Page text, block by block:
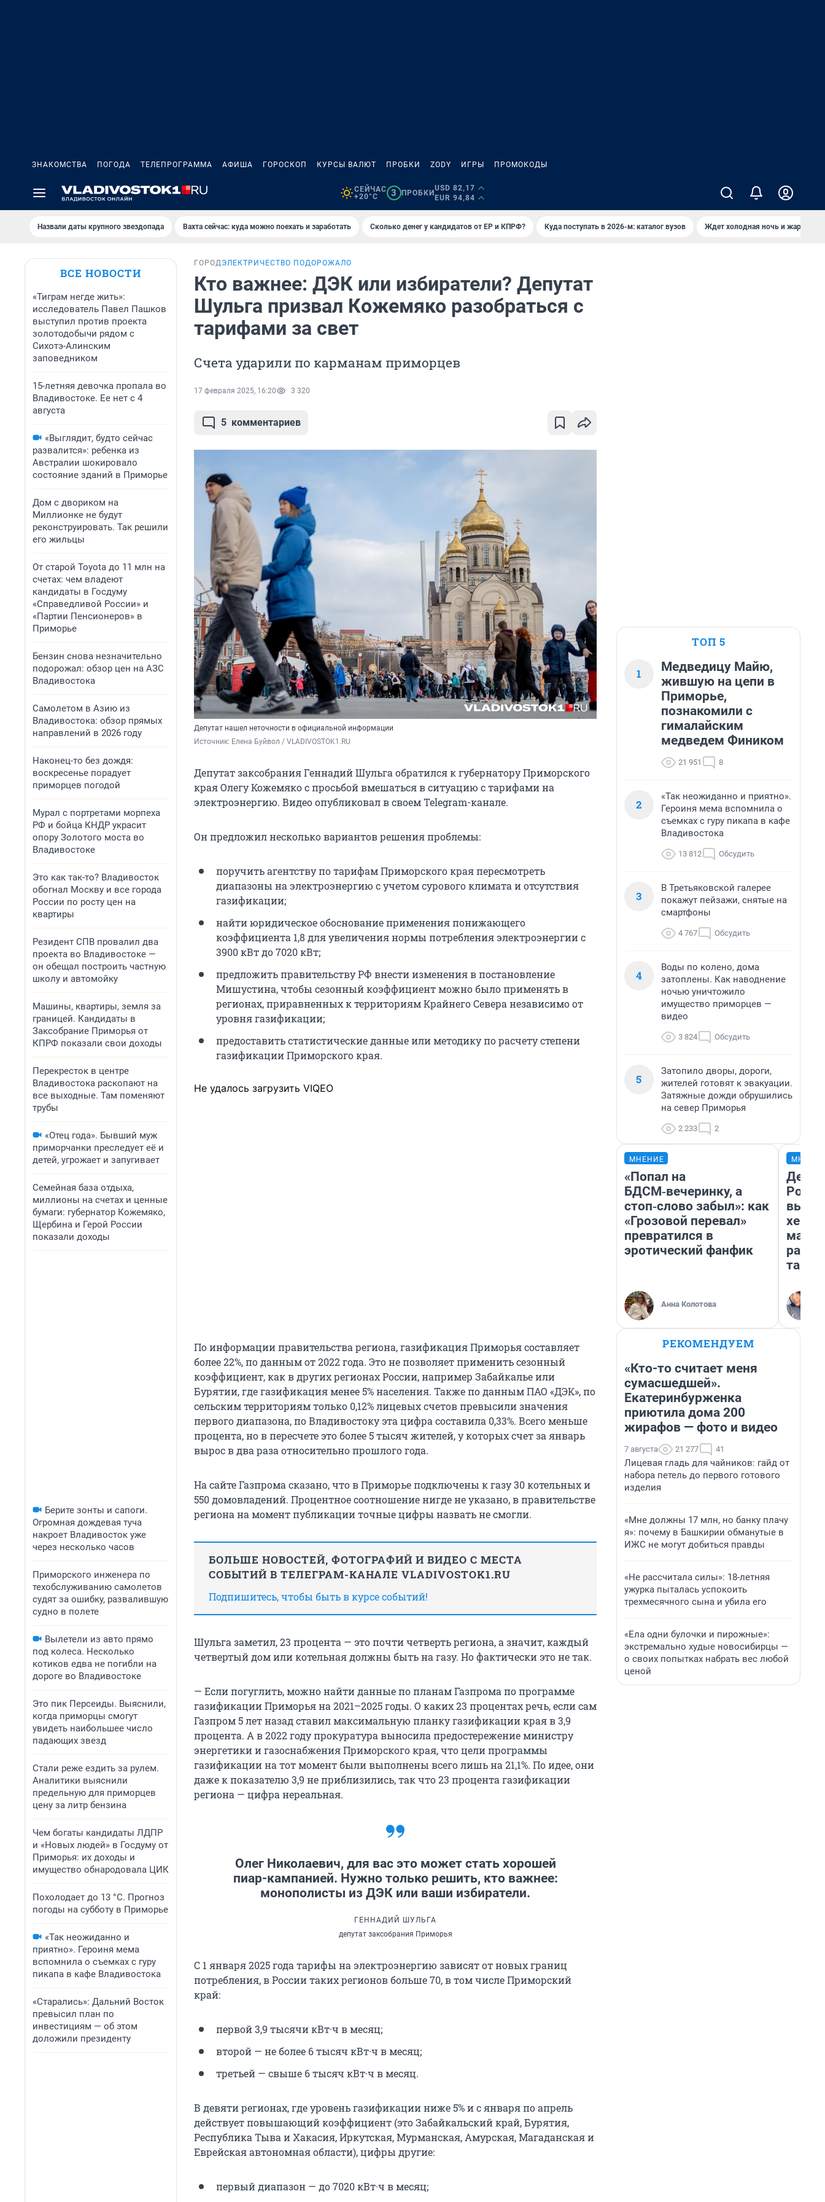
ЗНАКОМСТВА ПОГОДА ТЕЛЕПРОГРАММА АФИША ГОРОСКОП КУРСЫ ВАЛЮТ ПРОБКИ ZODY ИГРЫ ПРОМОКОДЫ
СЕЙЧАС
+20°C
3 ПРОБКИ
USD 82,17
EUR 94,84
Назвали даты крупного звездопада Вахта сейчас: куда можно поехать и заработать Сколько денег у кандидатов от ЕР и КПРФ? Куда поступать в 2026-м: каталог вузов Ждет холодная ночь и жаркий
ВСЕ НОВОСТИ
«Тиграм негде жить»:
исследователь Павел Пашков
выступил против проекта
золотодобычи рядом с
Сихотэ-Алинским
заповедником
15-летняя девочка пропала во
Владивостоке. Ее нет с 4
августа
«Выглядит, будто сейчас
развалится»: ребенка из
Австралии шокировало
состояние зданий в Приморье
Дом с двориком на
Миллионке не будут
реконструировать. Так решили
его жильцы
От старой Toyota до 11 млн на
счетах: чем владеют
кандидаты в Госдуму
«Справедливой России» и
«Партии Пенсионеров» в
Приморье
Бензин снова незначительно
подорожал: обзор цен на АЗС
Владивостока
Самолетом в Азию из
Владивостока: обзор прямых
направлений в 2026 году
Наконец-то без дождя:
воскресенье порадует
приморцев погодой
Мурал с портретами морпеха
РФ и бойца КНДР украсит
опору Золотого моста во
Владивостоке
Это как так-то? Владивосток
обогнал Москву и все города
России по росту цен на
квартиры
Резидент СПВ провалил два
проекта во Владивостоке —
он обещал построить частную
школу и автомойку
Машины, квартиры, земля за
границей. Кандидаты в
Заксобрание Приморья от
КПРФ показали свои доходы
Перекресток в центре
Владивостока раскопают на
все выходные. Там поменяют
трубы
«Отец года». Бывший муж
приморчанки преследует её и
детей, угрожает и запугивает
Семейная база отдыха,
миллионы на счетах и ценные
бумаги: губернатор Кожемяко,
Щербина и Герой России
показали доходы
Берите зонты и сапоги.
Огромная дождевая туча
накроет Владивосток уже
через несколько часов
Приморского инженера по
техобслуживанию самолетов
судят за ошибку, развалившую
судно в полете
Вылетели из авто прямо
под колеса. Несколько
котиков едва не погибли на
дороге во Владивостоке
Это пик Персеиды. Выяснили,
когда приморцы смогут
увидеть наибольшее число
падающих звезд
Стали реже ездить за рулем.
Аналитики выяснили
предельную для приморцев
цену за литр бензина
Чем богаты кандидаты ЛДПР
и «Новых людей» в Госдуму от
Приморья: их доходы и
имущество обнародовала ЦИК
Похолодает до 13 °C. Прогноз
погоды на субботу в Приморье
«Так неожиданно и
приятно». Героиня мема
вспомнила о съемках с гуру
пикапа в кафе Владивостока
«Старались»: Дальний Восток
превысил план по
инвестициям — об этом
доложили президенту
ГОРОДЭЛЕКТРИЧЕСТВО ПОДОРОЖАЛО
Кто важнее: ДЭК или избиратели? Депутат
Шульга призвал Кожемяко разобраться с
тарифами за свет
Счета ударили по карманам приморцев
17 февраля 2025, 16:20 3 320
5 комментариев
Депутат нашел неточности в официальной информации
Источник: Елена Буйвол / VLADIVOSTOK1.RU
Депутат заксобрания Геннадий Шульга обратился к губернатору Приморского
края Олегу Кожемяко с просьбой вмешаться в ситуацию с тарифами на
электроэнергию. Видео опубликовал в своем Telegram-канале.
Он предложил несколько вариантов решения проблемы:
поручить агентству по тарифам Приморского края пересмотреть
диапазоны на электроэнергию с учетом сурового климата и отсутствия
газификации;
найти юридическое обоснование применения понижающего
коэффициента 1,8 для увеличения нормы потребления электроэнергии с
3900 кВт до 7020 кВт;
предложить правительству РФ внести изменения в постановление
Мишустина, чтобы сезонный коэффициент можно было применять в
регионах, приравненных к территориям Крайнего Севера независимо от
уровня газификации;
предоставить статистические данные или методику по расчету степени
газификации Приморского края.
Не удалось загрузить VIQEO
По информации правительства региона, газификация Приморья составляет
более 22%, по данным от 2022 года. Это не позволяет применить сезонный
коэффициент, как в других регионах России, например Забайкалье или
Бурятии, где газификация менее 5% населения. Также по данным ПАО «ДЭК», по
сельским территориям только 0,12% лицевых счетов превысили значения
первого диапазона, по Владивостоку эта цифра составила 0,33%. Всего меньше
процента, но в пересчете это более 5 тысяч жителей, у которых счет за январь
вырос в два раза относительно прошлого года.
На сайте Газпрома сказано, что в Приморье подключены к газу 30 котельных и
550 домовладений. Процентное соотношение нигде не указано, в правительстве
региона на момент публикации точные цифры назвать не смогли.
БОЛЬШЕ НОВОСТЕЙ, ФОТОГРАФИЙ И ВИДЕО С МЕСТА
СОБЫТИЙ В ТЕЛЕГРАМ-КАНАЛЕ VLADIVOSTOK1.RU
Подпишитесь, чтобы быть в курсе событий!
Шульга заметил, 23 процента — это почти четверть региона, а значит, каждый
четвертый дом или котельная должны быть на газу. Но фактически это не так.
— Если погуглить, можно найти данные по планам Газпрома по программе
газификации Приморья на 2021–2025 годы. О каких 23 процентах речь, если сам
Газпром 5 лет назад ставил максимальную планку газификации края в 3,9
процента. А в 2022 году прокуратура выносила предостережение министру
энергетики и газоснабжения Приморского края, что цели программы
газификации на тот момент были выполнены всего лишь на 21,1%. По идее, они
даже к показателю 3,9 не приблизились, так что 23 процента газификации
региона — цифра нереальная.
Олег Николаевич, для вас это может стать хорошей
пиар-кампанией. Нужно только решить, кто важнее:
монополисты из ДЭК или ваши избиратели.
ГЕННАДИЙ ШУЛЬГА
депутат заксобрания Приморья
С 1 января 2025 года тарифы на электроэнергию зависят от новых границ
потребления, в России таких регионов больше 70, в том числе Приморский
край:
первой 3,9 тысячи кВт·ч в месяц;
второй — не более 6 тысяч кВт·ч в месяц;
третьей — свыше 6 тысяч кВт·ч в месяц.
В девяти регионах, где уровень газификации ниже 5% и с января по апрель
действует повышающий коэффициент (это Забайкальский край, Бурятия,
Республика Тыва и Хакасия, Иркутская, Мурманская, Амурская, Магаданская и
Еврейская автономная области), цифры другие:
первый диапазон — до 7020 кВт·ч в месяц;
ТОП 5
1
Медведицу Майю,
жившую на цепи в
Приморье,
познакомили с
гималайским
медведем Фиником
21 951 8
2
«Так неожиданно и приятно».
Героиня мема вспомнила о
съемках с гуру пикапа в кафе
Владивостока
13 812 Обсудить
3
В Третьяковской галерее
покажут пейзажи, снятые на
смартфоны
4 767 Обсудить
4
Воды по колено, дома
затоплены. Как наводнение
ночью уничтожило
имущество приморцев —
видео
3 824 Обсудить
5
Затопило дворы, дороги,
жителей готовят к эвакуации.
Затяжные дожди обрушились
на север Приморья
2 233 2
МНЕНИЕ
«Попал на
БДСМ‑вечеринку, а
стоп‑слово забыл»: как
«Грозовой перевал»
превратился в
эротический фанфик
Анна Колотова
Дело
так
РЕКОМЕНДУЕМ
«Кто-то считает меня
сумасшедшей».
Екатеринбурженка
приютила дома 200
жирафов — фото и видео
7 августа 21 277 41
Лицевая гладь для чайников: гайд от
набора петель до первого готового
изделия
«Мне должны 17 млн, но банку плачу
я»: почему в Башкирии обманутые в
ИЖС не могут добиться правды
«Не рассчитала силы»: 18-летняя
ужурка пыталась успокоить
трехмесячного сына и убила его
«Ела одни булочки и пирожные»:
экстремально худые новосибирцы —
о своих попытках набрать вес любой
ценой